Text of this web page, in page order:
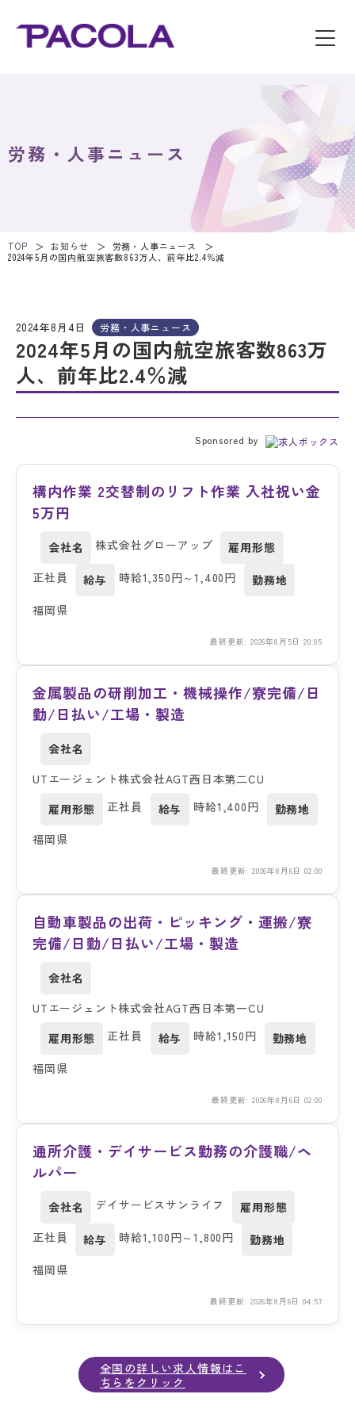
労務・人事ニュース
TOP お知らせ
労務・人事ニュース
2024年5月の国内航空旅客数863万人、前年比2.4％減
2024年8月4日 労務・人事ニュース
2024年5月の国内航空旅客数863万
人、前年比2.4％減
Sponsored by
構内作業 2交替制のリフト作業 入社祝い金
5万円
会社名 株式会社グローアップ
雇用形態
正社員
給与 時給1,350円～1,400円
勤務地
福岡県
最終更新: 2026年8月5日 20:05
金属製品の研削加工・機械操作/寮完備/日
勤/日払い/工場・製造
会社名
UTエージェント株式会社AGT西日本第二CU
雇用形態
正社員 給与 時給1,400円
勤務地
福岡県
最終更新: 2026年8月6日 02:00
自動車製品の出荷・ピッキング・運搬/寮
完備/日勤/日払い/工場・製造
会社名
UTエージェント株式会社AGT西日本第一CU
雇用形態
正社員 給与 時給1,150円
勤務地
福岡県
最終更新: 2026年8月6日 02:00
通所介護・デイサービス勤務の介護職/ヘ
ルパー
会社名 デイサービスサンライフ
雇用形態
正社員
給与 時給1,100円～1,800円
勤務地
福岡県
最終更新: 2026年8月6日 04:57
全国の詳しい求人情報はこ
ちらをクリック